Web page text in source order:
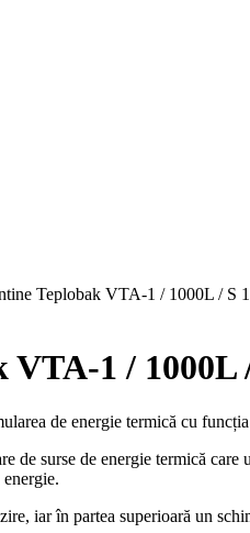
Teplobak VTA-1 / 1000L / S
1 / 1000L
de energie termică cu
de surse de energie termică
iar în partea superioară un